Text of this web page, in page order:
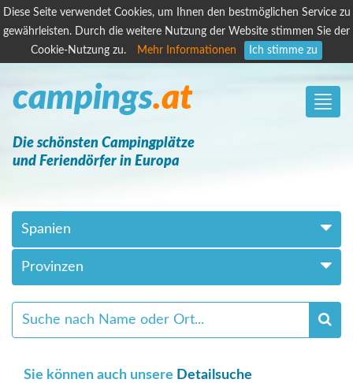
Diese Seite verwendet Cookies, um Ihnen den bestmöglichen Service zu
gewährleisten. Durch die weitere Nutzung der Website stimmen Sie der
Cookie-Nutzung zu.
Mehr Informationen Ich stimme zu
Toggle
campings.at
Die schönsten Campingplätze
und Feriendörfer in Europa
Spanien
Provinzen
Sie können auch unsere Detailsuche